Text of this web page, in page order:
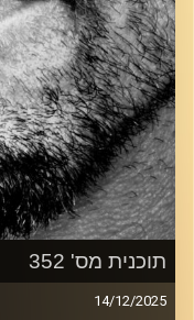
תוכנית מס' 352
14/12/2025